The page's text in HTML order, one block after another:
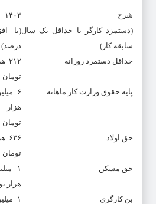
شرح
(دستمزد کارگر با حداقل یک سال
سابقه کار)
۱۴۰۳
درصد)
حداقل دستمزد روزانه
تومان
پایه حقوق وزارت کار ماهانه
تومان
حق اولاد
تومان
حق مسکن
هزار
بن کارگری